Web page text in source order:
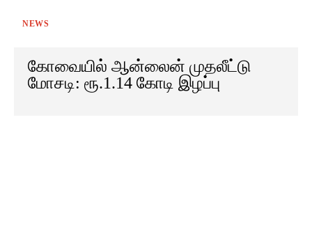
NEWS
கோவையில் ஆன்லைன் முதலீட்டு
மோசடி: ரூ.1.14 கோடி இழப்பு